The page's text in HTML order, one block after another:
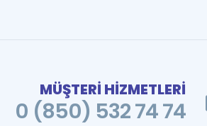
MÜŞTERİ HİZMETLERİ
0 (850) 532 74 74